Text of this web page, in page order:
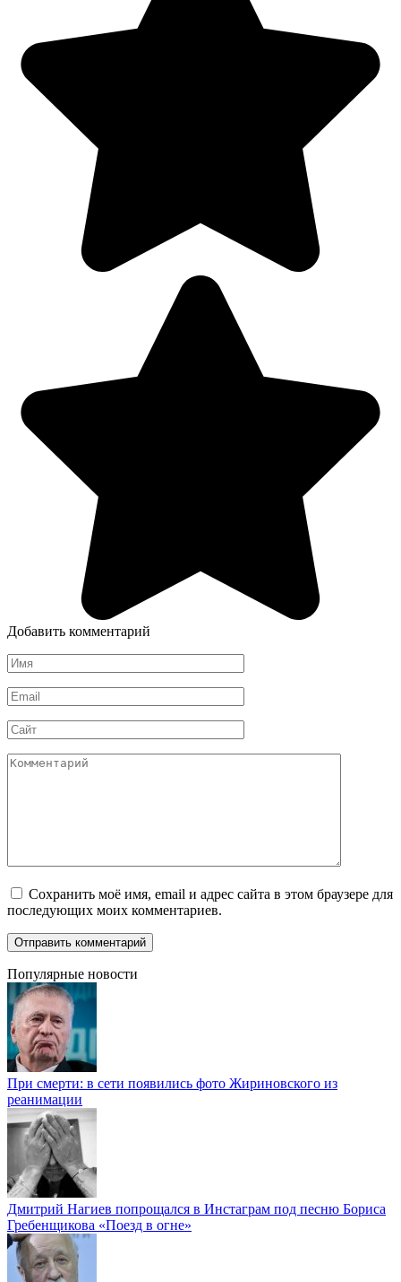
Добавить комментарий
Имя
*
Email
*
Сайт
Комментарий
Сохранить моё имя, email и адрес сайта в этом браузере для
последующих моих комментариев.
Популярные новости
При смерти: в сети появились фото Жириновского из
реанимации
Дмитрий Нагиев попрощался в Инстаграм под песню Бориса
Гребенщикова «Поезд в огне»